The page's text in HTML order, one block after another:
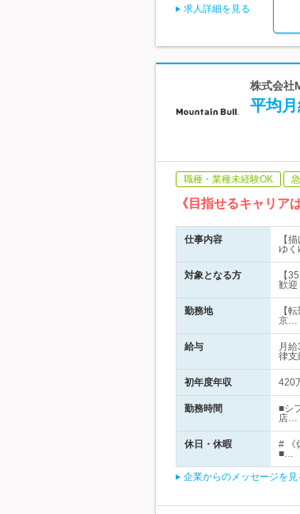
求人詳細を見る
株式会社
平均
職種・業種未経験OK
《目指せるキャリア
仕事内容
【
ゆく
対象となる方
【
歓迎
勤務地
【
京…
給与
月
律
初年度年収 420
勤務時間
■シ
店…
休日・休暇
# 《
■…
企業からのメッセージを見